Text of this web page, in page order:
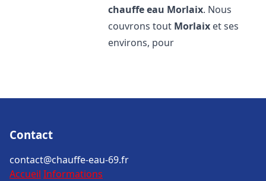
chauffe eau Morlaix. Nous
couvrons tout Morlaix et ses
environs, pour
Contact
contact@chauffe-eau-69.fr
Accueil Informations